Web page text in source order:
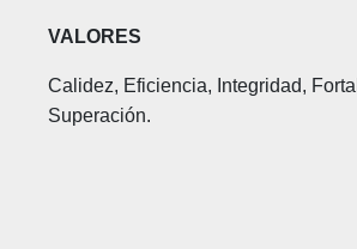
VALORES
Calidez, Eficiencia, Integridad,
Superación.